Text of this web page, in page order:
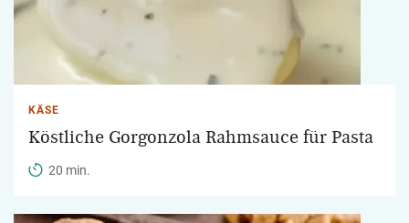
KÄSE
Köstliche Gorgonzola Rahmsauce für Pasta
20 min.